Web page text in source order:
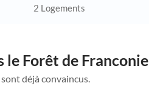
2 Logements
le Forêt de Franconie
déjà convaincus.